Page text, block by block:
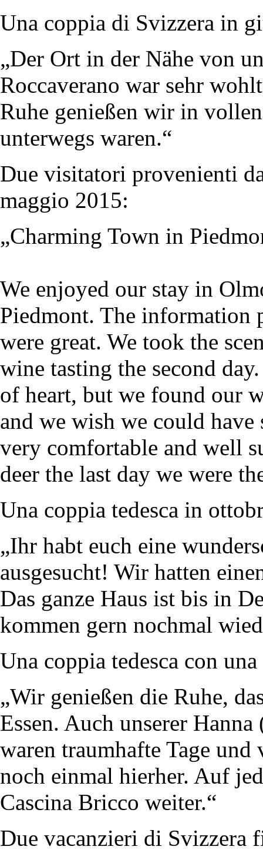
Una coppia di Svizzera in
„Der Ort in der Nähe von
Roccaverano war sehr
Ruhe genießen wir in
unterwegs waren.“
Due visitatori provenienti
maggio 2015:
„Charming Town in
We enjoyed our stay in
Piedmont. The information
were great. We took the
wine tasting the second
of heart, but we found our
and we wish we could have
very comfortable and well
deer the last day we were
Una coppia tedesca in
„Ihr habt euch eine
ausgesucht! Wir hatten
Das ganze Haus ist bis in
kommen gern nochmal
Una coppia tedesca con
„Wir genießen die Ruhe,
Essen. Auch unserer
waren traumhafte Tage
noch einmal hierher. Auf
Cascina Bricco weiter.“
Due vacanzieri di Svizzera